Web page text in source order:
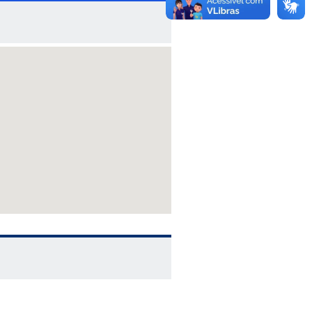
com uma palestra sobre “Esporte